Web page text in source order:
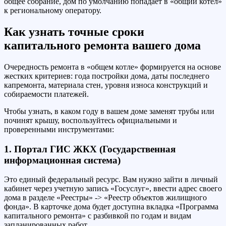
к региональному оператору.
Как узнать точные сроки
капитального ремонта вашего дома
Очередность ремонта в «общем котле» формируется на основе
жестких критериев: года постройки дома, даты последнего
капремонта, материала стен, уровня износа конструкций и
собираемости платежей.
Чтобы узнать, в каком году в вашем доме заменят трубы или
починят крышу, воспользуйтесь официальными и
проверенными инструментами:
1. Портал ГИС ЖКХ (Государственная
информационная система)
Это единый федеральный ресурс. Вам нужно зайти в личный
кабинет через учетную запись «Госуслуг», ввести адрес своего
дома в разделе «Реестры» -> «Реестр объектов жилищного
фонда». В карточке дома будет доступна вкладка «Программа
капитального ремонта» с разбивкой по годам и видам